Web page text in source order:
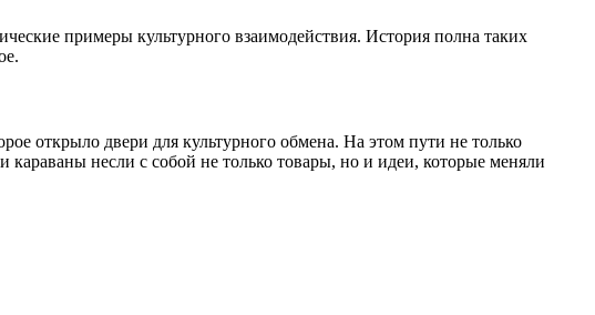
примеры культурного взаимодействия. История полна таких
открыло двери для культурного обмена. На этом пути не только
несли с собой не только товары, но и идеи, которые меняли